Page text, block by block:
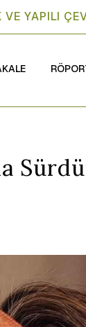
VE YAPILI